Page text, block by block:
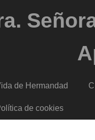
de Hermandad
de cookies